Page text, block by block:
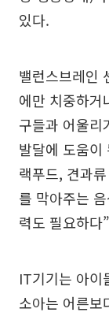
있다.
밸런스브레인
에만 치중하거
구들과 어울리
발달에 도움이
랙푸드, 견과
를 막아주는
력도 필요하다
IT기기는 아이
소아는 어른보